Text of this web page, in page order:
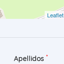
Leaflet
Apellidos *